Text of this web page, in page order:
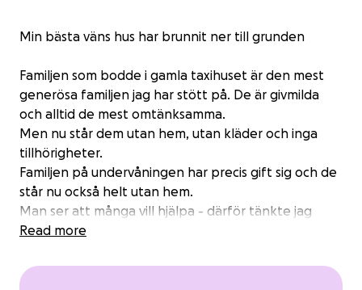
Min bästa väns hus har brunnit ner till grunden
Familjen som bodde i gamla taxihuset är den mest
generösa familjen jag har stött på. De är givmilda
och alltid de mest omtänksamma.
Men nu står dem utan hem, utan kläder och inga
tillhörigheter.
Familjen på undervåningen har precis gift sig och de
står nu också helt utan hem.
Man ser att många vill hjälpa - därför tänkte jag
starta en insamling.
det kan behövas för att komma på fötter igen ❤️
Read more